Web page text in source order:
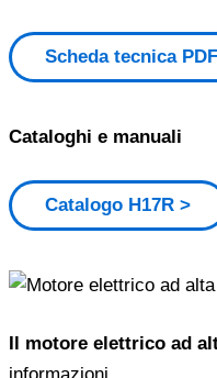
Scheda tecnica PDF
Cataloghi e manuali
Catalogo H17R
Il motore elettrico ad